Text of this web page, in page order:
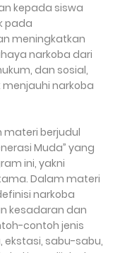
kepada siswa
pada
meningkatkan
narkoba dari
dan sosial,
narkoba
berjudul
Muda” yang
ini, yakni
Dalam materi
narkoba
kesadaran dan
contoh jenis
ekstasi, sabu-sabu,